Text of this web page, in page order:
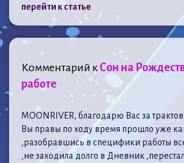
перейти к статье
Комментарий к Сон на
работе
MOONRIVER, благодарю Вас за
Вы правы по ходу время прошло уже
,разобравшись в специфики работы
,не заходила долго в Дневник